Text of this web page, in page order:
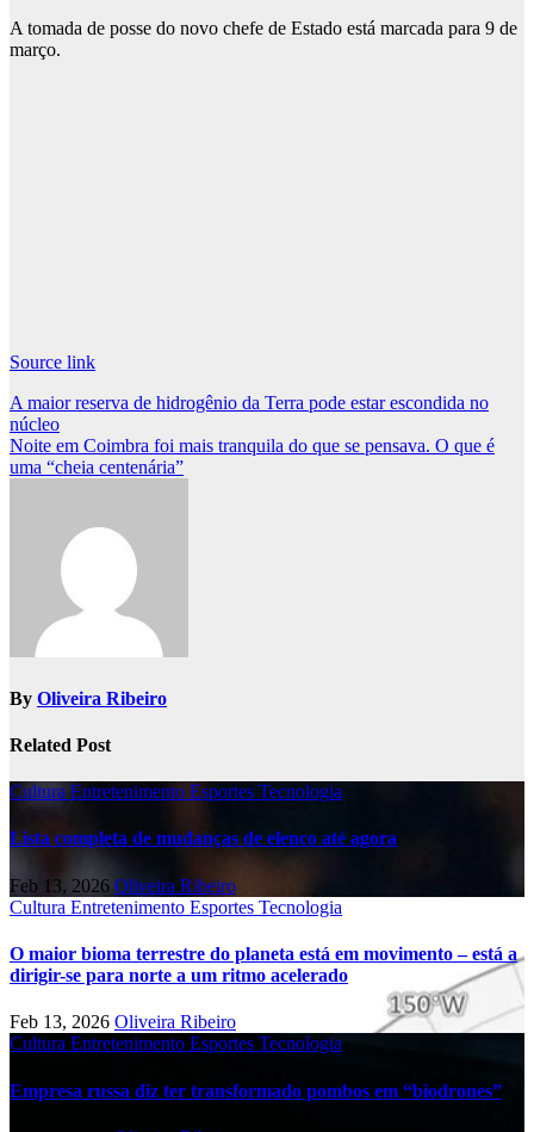
A tomada de posse do novo chefe de Estado está marcada para 9 de
março.
Source link
Post
navigation
A maior reserva de hidrogênio da Terra pode estar escondida no
núcleo
Noite em Coimbra foi mais tranquila do que se pensava. O que é
uma “cheia centenária”
By Oliveira Ribeiro
Related Post
Cultura Entretenimento Esportes Tecnologia
Lista completa de mudanças de elenco até agora
Feb 13, 2026 Oliveira Ribeiro
Cultura Entretenimento Esportes Tecnologia
O maior bioma terrestre do planeta está em movimento – está a
dirigir-se para norte a um ritmo acelerado
Feb 13, 2026 Oliveira Ribeiro
Cultura Entretenimento Esportes Tecnologia
Empresa russa diz ter transformado pombos em “biodrones”